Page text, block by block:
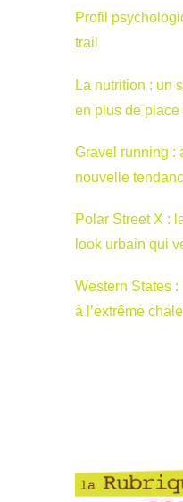
Profil
trail
La nutrition : un
en plus de place
Gravel running :
nouvelle
Polar Street X :
look urbain qui
Western States
à l’extrême